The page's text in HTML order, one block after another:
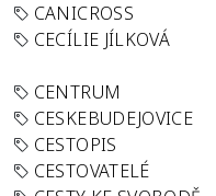
CANICROSS
CECÍLIE JÍLKOVÁ
CENTRUM
CESKEBUDEJOVICE
CESTOPIS
CESTOVATELÉ